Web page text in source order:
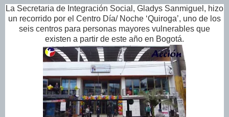
La Secretaria de Integración Social, Gladys Sanmiguel, hizo
un recorrido por el Centro Día/ Noche ‘Quiroga’, uno de los
seis centros para personas mayores vulnerables que
existen a partir de este año en Bogotá.